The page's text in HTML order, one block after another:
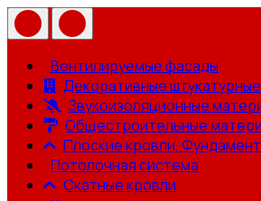
Вентилируемые фасады
Декоративные
Звукоизоляционные
Общестроительные
Плоские кровли,
Потолочная система
Скатные кровли